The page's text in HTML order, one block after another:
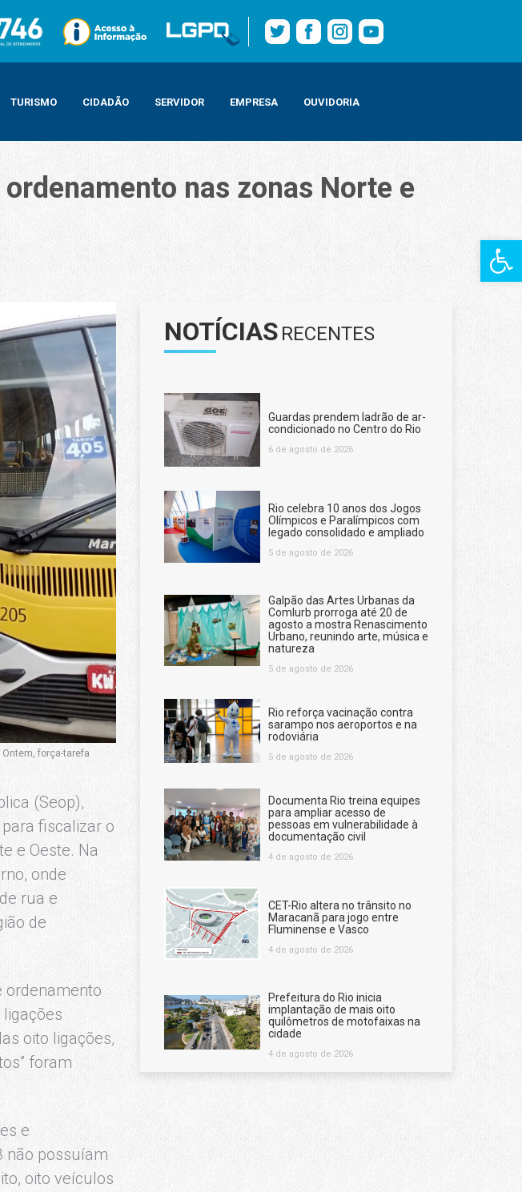
Barra de
TURISMO CIDADÃO SERVIDOR EMPRESA OUVIDORIA
nas zonas Norte e
força-tarefa
(Seop),
fiscalizar o
e Oeste. Na
onde
rua e
de
ordenamento
oito ligações,
foram
e
não possuíam
oito veículos
NOTÍCIAS RECENTES
Guardas prendem ladrão de ar-
condicionado no Centro do Rio
6 de agosto de 2026
Rio celebra 10 anos dos Jogos
Olímpicos e Paralímpicos com
legado consolidado e ampliado
5 de agosto de 2026
Galpão das Artes Urbanas da
Comlurb prorroga até 20 de
agosto a mostra Renascimento
Urbano, reunindo arte, música e
natureza
5 de agosto de 2026
Rio reforça vacinação contra
sarampo nos aeroportos e na
rodoviária
5 de agosto de 2026
Documenta Rio treina equipes
para ampliar acesso de
pessoas em vulnerabilidade à
documentação civil
4 de agosto de 2026
CET-Rio altera no trânsito no
Maracanã para jogo entre
Fluminense e Vasco
4 de agosto de 2026
Prefeitura do Rio inicia
implantação de mais oito
quilômetros de motofaixas na
cidade
4 de agosto de 2026